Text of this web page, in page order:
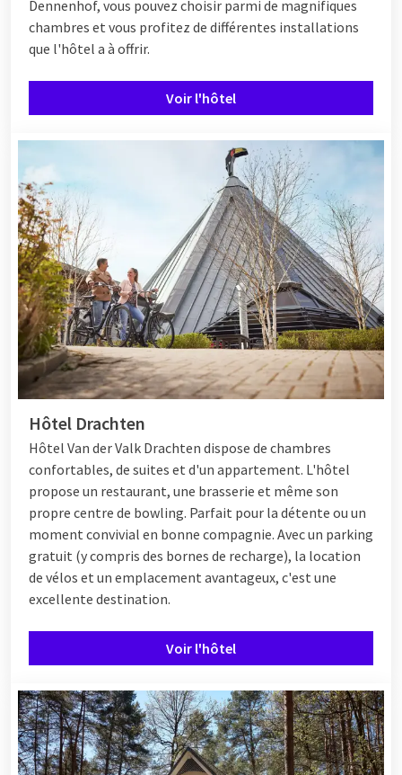
Dennenhof, vous pouvez choisir parmi de magnifiques
chambres et vous profitez de différentes installations
que l'hôtel a à offrir.
Voir l'hôtel
Hôtel Drachten
Hôtel Van der Valk Drachten dispose de chambres
confortables, de suites et d'un appartement. L'hôtel
propose un restaurant, une brasserie et même son
propre centre de bowling. Parfait pour la détente ou un
moment convivial en bonne compagnie. Avec un parking
gratuit (y compris des bornes de recharge), la location
de vélos et un emplacement avantageux, c'est une
excellente destination.
Voir l'hôtel